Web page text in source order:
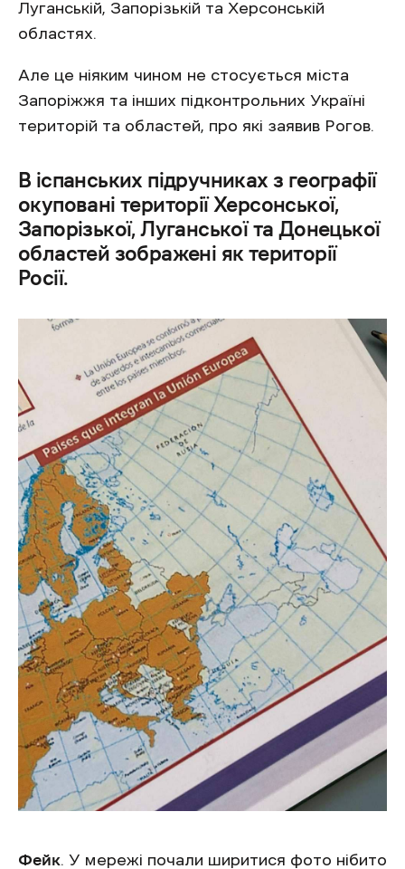
Луганській, Запорізькій та Херсонській
областях.
Але це ніяким чином не стосується міста
Запоріжжя та інших підконтрольних Україні
територій та областей, про які заявив Рогов.
В іспанських підручниках з географії
окуповані території Херсонської,
Запорізької, Луганської та Донецької
областей зображені як території
Росії.
Фейк. У мережі почали ширитися фото нібито